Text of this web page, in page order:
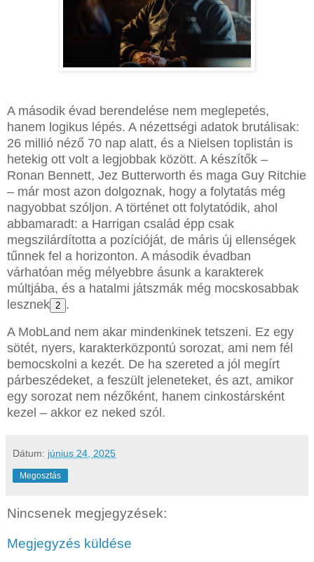
A második évad berendelése nem meglepetés,
hanem logikus lépés. A nézettségi adatok brutálisak:
26 millió néző 70 nap alatt, és a Nielsen toplistán is
hetekig ott volt a legjobbak között. A készítők –
Ronan Bennett, Jez Butterworth és maga Guy Ritchie
– már most azon dolgoznak, hogy a folytatás még
nagyobbat szóljon. A történet ott folytatódik, ahol
abbamaradt: a Harrigan család épp csak
megszilárdította a pozícióját, de máris új ellenségek
tűnnek fel a horizonton. A második évadban
várhatóan még mélyebbre ásunk a karakterek
múltjába, és a hatalmi játszmák még mocskosabbak
lesznek 2 .
A MobLand nem akar mindenkinek tetszeni. Ez egy
sötét, nyers, karakterközpontú sorozat, ami nem fél
bemocskolni a kezét. De ha szereted a jól megírt
párbeszédeket, a feszült jeleneteket, és azt, amikor
egy sorozat nem nézőként, hanem cinkostársként
kezel – akkor ez neked szól.
Dátum: június 24, 2025
Megosztás
Nincsenek megjegyzések:
Megjegyzés küldése